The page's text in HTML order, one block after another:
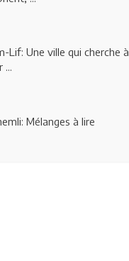
Lif: Une ville qui cherche à
...
Mélanges à lire